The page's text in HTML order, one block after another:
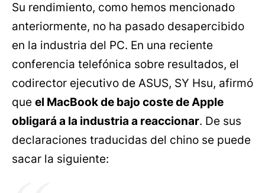
Su rendimiento, como hemos mencionado
anteriormente, no ha pasado desapercibido
en la industria del PC. En una reciente
conferencia telefónica sobre resultados, el
codirector ejecutivo de ASUS, SY Hsu, afirmó
que el MacBook de bajo coste de Apple
obligará a la industria a reaccionar. De sus
declaraciones traducidas del chino se puede
sacar la siguiente: